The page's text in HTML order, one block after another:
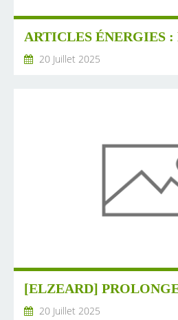
20 Juillet 2025
20 Juillet 2025